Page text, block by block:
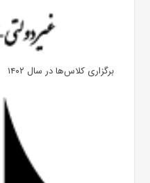
برگزاری کلاس‌ها در سال ۱۴۰۲